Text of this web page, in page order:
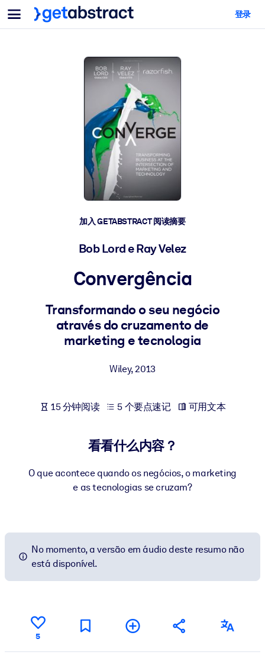
菜单
面向团队与管理者
为您的员工配备关键的人工智能技能。
帮助您的管理者为未来的工作时代做好准备。
让团队更轻松地共同学习、解决实际问题并更快采取行动。
培养您的员工应对未来挑战所需的技能。
将简短且经过验证的知识引入您的 LMS/LXP，以获得更强的学习效
面向企业图书馆
用值得信赖且即插即用的商业知识丰富您的企业图书馆。
利用可靠、结构化的知识为您的人工智能系统提供动力，以改善输
面向人工智能系统
登录
加入 GETABSTRACT 阅读摘要
Bob Lord e Ray Velez
Convergência
Transformando o seu negócio
através do cruzamento de
marketing e tecnologia
Wiley,2013
15 分钟阅读 5 个要点速记 可用文本
看看什么内容？
O que acontece quando os negócios, o marketing
e as tecnologias se cruzam?
No momento, a versão em áudio deste resumo não
está disponível.
5